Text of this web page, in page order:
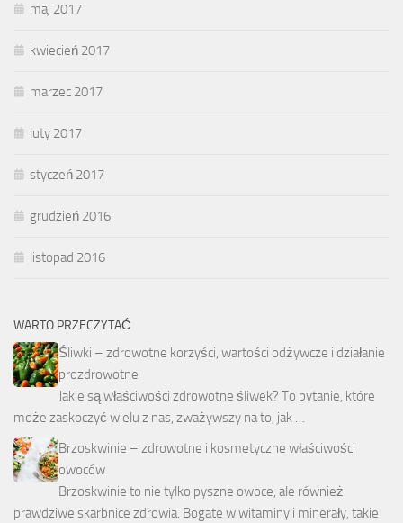
maj 2017
kwiecień 2017
marzec 2017
luty 2017
styczeń 2017
grudzień 2016
listopad 2016
WARTO PRZECZYTAĆ
Śliwki – zdrowotne korzyści, wartości odżywcze i działanie
prozdrowotne
Jakie są właściwości zdrowotne śliwek? To pytanie, które
może zaskoczyć wielu z nas, zważywszy na to, jak …
Brzoskwinie – zdrowotne i kosmetyczne właściwości
owoców
Brzoskwinie to nie tylko pyszne owoce, ale również
prawdziwe skarbnice zdrowia. Bogate w witaminy i minerały, takie